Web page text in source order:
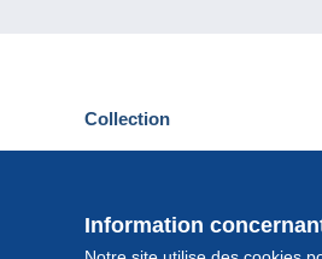
Information
Collection
Cartes postales